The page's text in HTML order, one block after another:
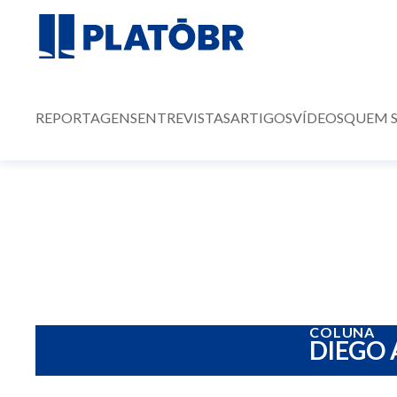
REPORTAGENSENTREVISTASARTIGOSVÍDEOSQUEM
COLUNA
DIEGO